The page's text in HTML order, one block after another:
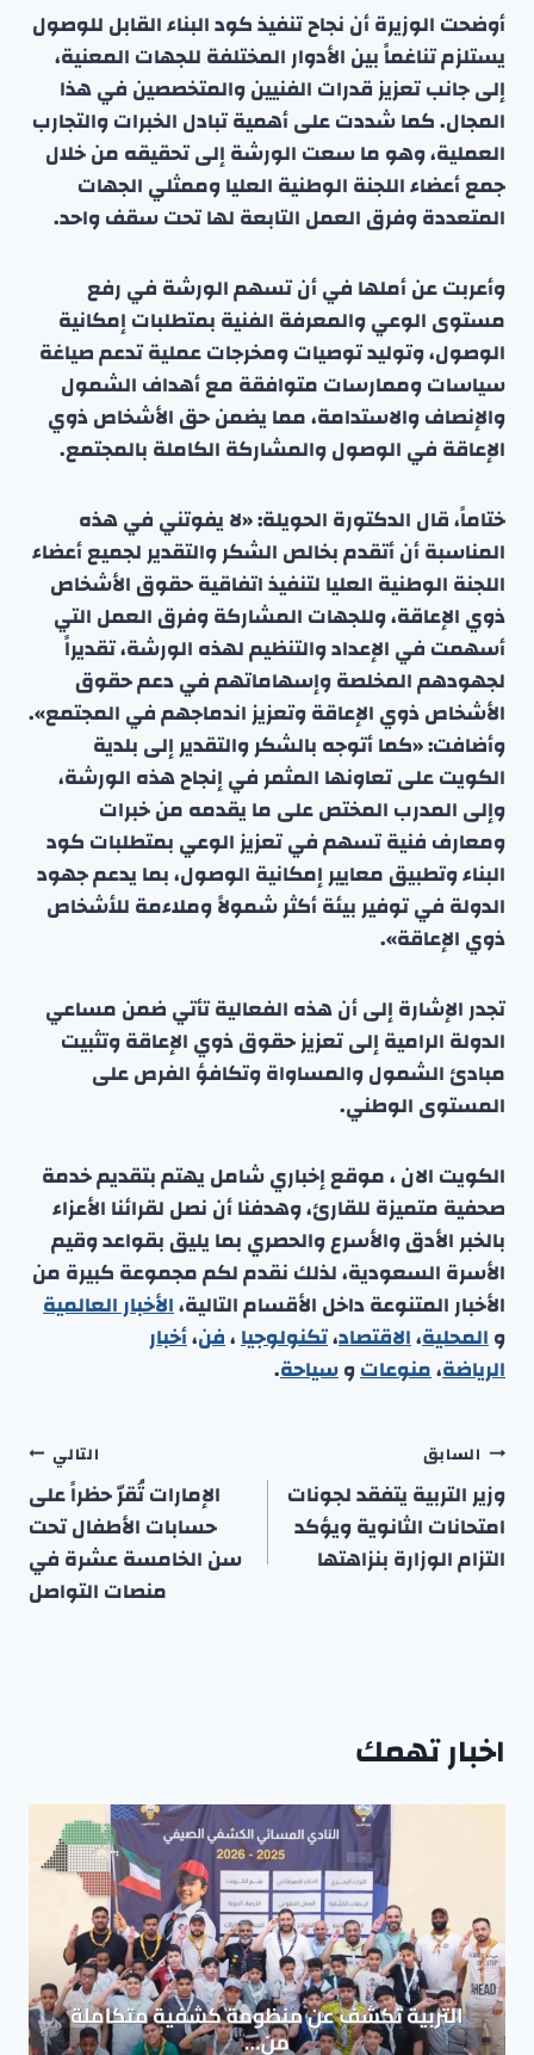
أوضحت الوزيرة أن نجاح تنفيذ كود البناء القابل للوصول
يستلزم تناغماً بين الأدوار المختلفة للجهات المعنية،
إلى جانب تعزيز قدرات الفنيين والمتخصصين في هذا
المجال. كما شددت على أهمية تبادل الخبرات والتجارب
العملية، وهو ما سعت الورشة إلى تحقيقه من خلال
جمع أعضاء اللجنة الوطنية العليا وممثلي الجهات
المتعددة وفرق العمل التابعة لها تحت سقف واحد.
وأعربت عن أملها في أن تسهم الورشة في رفع
مستوى الوعي والمعرفة الفنية بمتطلبات إمكانية
الوصول، وتوليد توصيات ومخرجات عملية تدعم صياغة
سياسات وممارسات متوافقة مع أهداف الشمول
والإنصاف والاستدامة، مما يضمن حق الأشخاص ذوي
الإعاقة في الوصول والمشاركة الكاملة بالمجتمع.
ختاماً، قال الدكتورة الحويلة: «لا يفوتني في هذه
المناسبة أن أتقدم بخالص الشكر والتقدير لجميع أعضاء
اللجنة الوطنية العليا لتنفيذ اتفاقية حقوق الأشخاص
ذوي الإعاقة، وللجهات المشاركة وفرق العمل التي
أسهمت في الإعداد والتنظيم لهذه الورشة، تقديراً
لجهودهم المخلصة وإسهاماتهم في دعم حقوق
الأشخاص ذوي الإعاقة وتعزيز اندماجهم في المجتمع».
وأضافت: «كما أتوجه بالشكر والتقدير إلى بلدية
الكويت على تعاونها المثمر في إنجاح هذه الورشة،
وإلى المدرب المختص على ما يقدمه من خبرات
ومعارف فنية تسهم في تعزيز الوعي بمتطلبات كود
البناء وتطبيق معايير إمكانية الوصول، بما يدعم جهود
الدولة في توفير بيئة أكثر شمولاً وملاءمة للأشخاص
ذوي الإعاقة».
تجدر الإشارة إلى أن هذه الفعالية تأتي ضمن مساعي
الدولة الرامية إلى تعزيز حقوق ذوي الإعاقة وتثبيت
مبادئ الشمول والمساواة وتكافؤ الفرص على
المستوى الوطني.
الكويت الان ، موقع إخباري شامل يهتم بتقديم خدمة
صحفية متميزة للقارئ، وهدفنا أن نصل لقرائنا الأعزاء
بالخبر الأدق والأسرع والحصري بما يليق بقواعد وقيم
الأسرة السعودية، لذلك نقدم لكم مجموعة كبيرة من
الأخبار المتنوعة داخل الأقسام التالية،الأخبار العالمية
والمحلية،الاقتصاد،تكنولوجيا،فن،أخبار
الرياضة،منوعاتوسياحة.
تصفّح
المقالات
السابق
وزير التربية يتفقد لجونات
امتحانات الثانوية ويؤكد
التزام الوزارة بنزاهتها
التالي
الإمارات تُقرّ حظراً على
حسابات الأطفال تحت
سن الخامسة عشرة في
منصات التواصل
اخبار تهمك